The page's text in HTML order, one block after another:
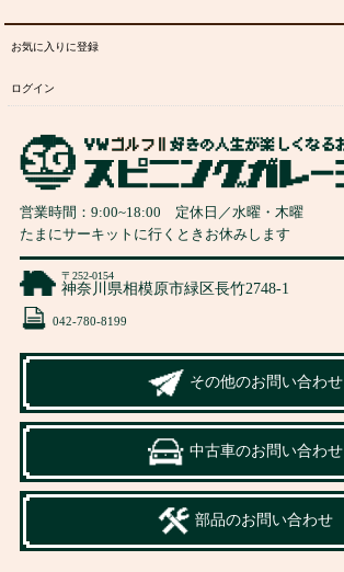
お気に入りに登録
ログイン
営業時間： 9:00~18:00 定休日／水曜・木曜
たまにサーキットに行くときお休みします
〒252-0154
神奈川県相模原市緑区長竹2748-1
042-780-8199
その他のお問い合わせ
中古車のお問い合わせ
部品のお問い合わせ